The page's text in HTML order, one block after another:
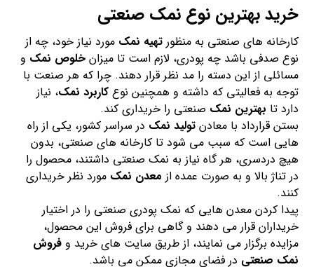
خرید بهترین نوع نمک صنعتی
کارخانه های صنعتی به منظورتهیه نمک مورد نیاز خود، چه از
نوع صدفی باشد چه پودری، لازم است تا میزانخلوص نمک و
مسائلی از این دسته را مد نظر قرار دهند. چرا که هر صنعت با
توجه به فعالیتی که داشته و همچنین نوعکاربرد نمک، نیاز
دارد تا بهترین نمک صنعتی را خریداری کند.
بستن قرارداد با معادنتولید نمک در سراسر کشور، یکی از راه
هایی است که سبب می شود تا کارخانه های صنعتی، بدون
هیچ دردسری، هر گاه نیاز به نمک صنعتی داشتند، محصول را
در تناژ بالا و به صورت عمده از معدن نمک مورد نظر خریداری
کنند.
پیدا کردن معدن هایی که نمک پودری صنعتی را در اختیار
خریداران قرار می دهند و گاهی برای فروش این محصول،
مزایده برگزار می نمایند، از طریق سایت های خرید وفروش
نمک صنعتی در فضای مجازی ممکن می باشد.